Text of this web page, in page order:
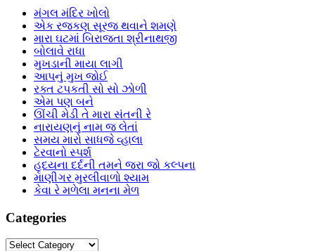
મંગલ મંદિર ખોલો
એક રજકણ સૂરજ થવાને શમણે
મારા ઘટમાં બિરાજતા શ્રીનાથજી
બોલાવે રાધા
મુખડાની માયા લાગી
આપનું મુખ જોઈ
રક્ત ટપકતી સો સો ઝોળી
એમ પણ બને
ઊંચી મેડી તે મારા સંતની રે
નારાયણનું નામ જ લેતાં
સમય મારો સાધજે વ્હાલા
ટેરવાનો સ્પર્શ
હૃદયના દર્દની તમને જરા જો કલ્પના
માણીગર મુરલીવાળો શ્યામ
કેવા રે મળેલા મનના મેળ
Categories
Categories